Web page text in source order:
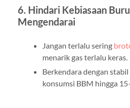
6. Hindari Kebiasaan
Mengendarai
Jangan terlalu sering
menarik gas terlalu keras.
Berkendara dengan
konsumsi BBM hingga